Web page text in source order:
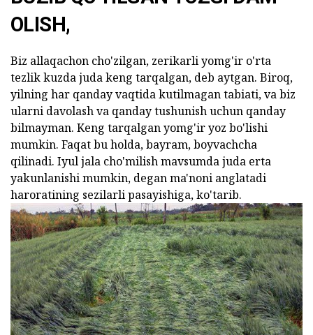
OLISH,
Biz allaqachon cho'zilgan, zerikarli yomg'ir o'rta
tezlik kuzda juda keng tarqalgan, deb aytgan. Biroq,
yilning har qanday vaqtida kutilmagan tabiati, va biz
ularni davolash va qanday tushunish uchun qanday
bilmayman. Keng tarqalgan yomg'ir yoz bo'lishi
mumkin. Faqat bu holda, bayram, boyvachcha
qilinadi. Iyul jala cho'milish mavsumda juda erta
yakunlanishi mumkin, degan ma'noni anglatadi
haroratining sezilarli pasayishiga, ko'tarib.